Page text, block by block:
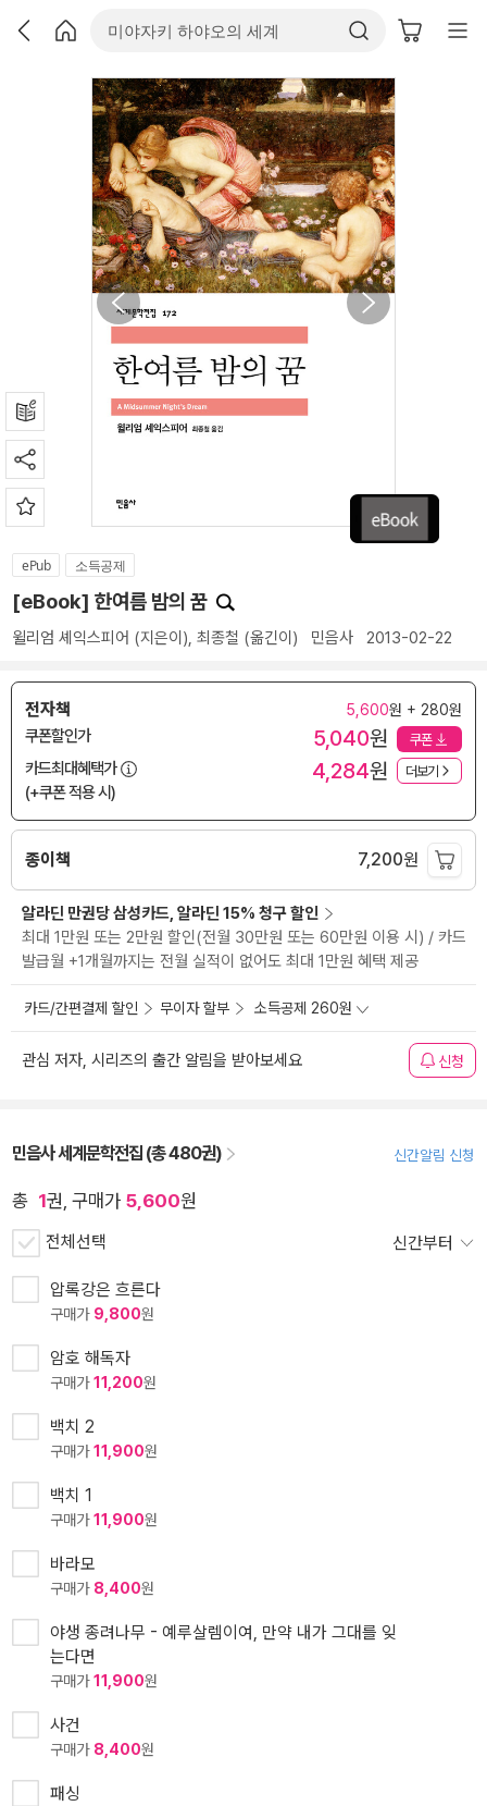
ePub 소득공제
[eBook] 한여름 밤의 꿈
윌리엄 셰익스피어 (지은이), 최종철 (옮긴이) 민음사 2013-02-22
전자책 5,600원 + 280원
쿠폰할인가 5,040원 쿠폰
카드최대혜택가
(+쿠폰 적용 시)
4,284원 더보기
종이책 7,200원
알라딘 만권당 삼성카드, 알라딘 15% 청구 할인
최대 1만원 또는 2만원 할인(전월 30만원 또는 60만원 이용 시) / 카드
발급월 +1개월까지는 전월 실적이 없어도 최대 1만원 혜택 제공
카드/간편결제 할인 무이자 할부 소득공제 260원
관심 저자, 시리즈의 출간 알림을 받아보세요 신청
민음사 세계문학전집 (총 480권) 신간알림 신청
총 1권, 구매가 5,600원
전체선택 신간부터
압록강은 흐른다
구매가 9,800원
암호 해독자
구매가11,200원
백치 2
구매가11,900원
백치 1
구매가11,900원
바라모
구매가 8,400원
야생 종려나무 - 예루살렘이여, 만약 내가 그대를 잊
는다면
구매가11,900원
사건
구매가 8,400원
패싱